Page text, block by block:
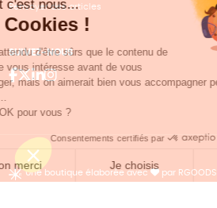
Renvoyer des articles
SUIVEZ-NOUS
Une boutique élaborée avec par RGOODS